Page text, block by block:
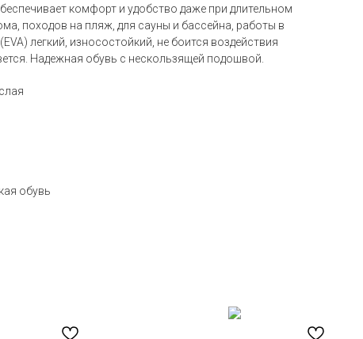
комфорт и удобство даже при длительном
походов на пляж, для сауны и бассейна, работы в
легкий, износостойкий, не боится воздействия
Надежная обувь с нескользящей подошвой.
обувь